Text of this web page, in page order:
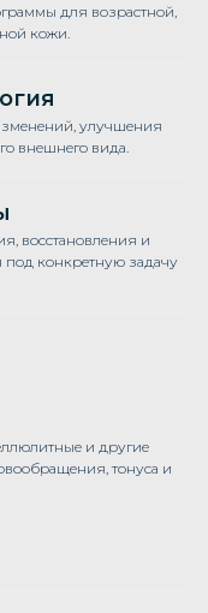
для возрастной,
кожи.
улучшения
внешнего вида.
восстановления и
под конкретную задачу
и другие
тонуса и